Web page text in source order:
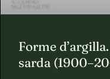
Forme
sarda